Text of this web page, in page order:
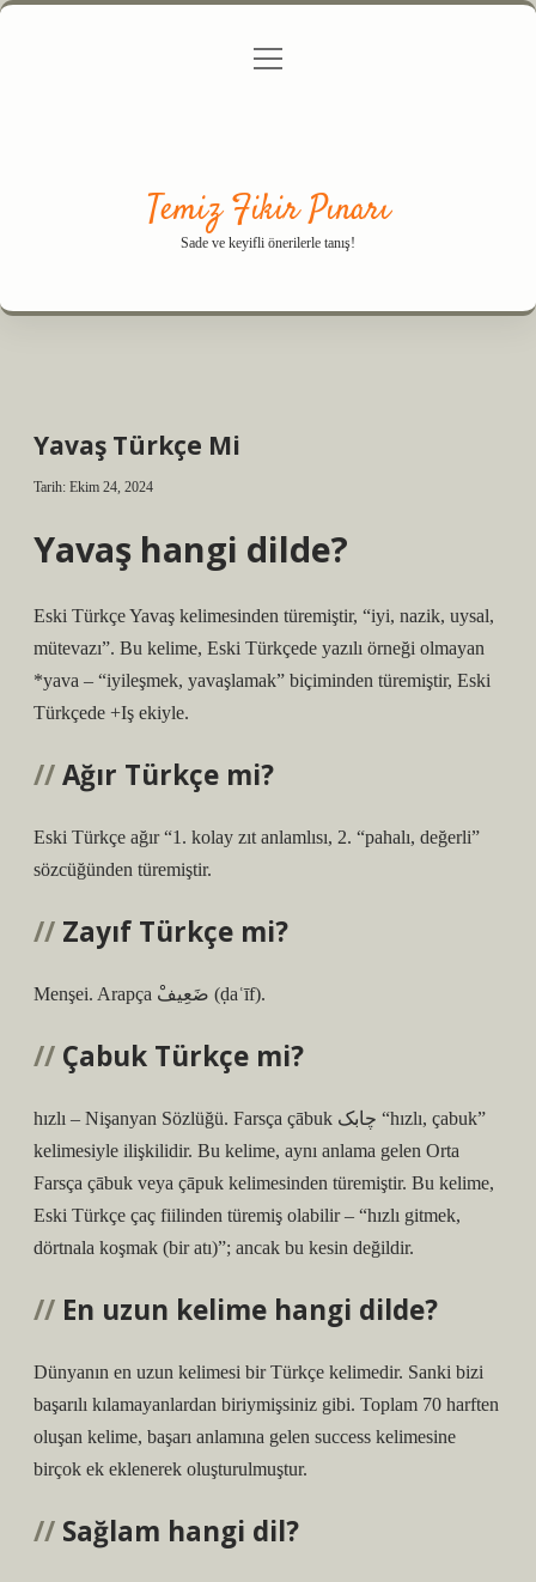
Gizlilik Politikası
menüyü
Temiz Fikir Pınarı
Sade ve keyifli önerilerle tanış!
Yavaş Türkçe Mi
Tarih: Ekim 24, 2024
Yavaş hangi dilde?
Eski Türkçe Yavaş kelimesinden türemiştir, “iyi, nazik, uysal,
mütevazı”. Bu kelime, Eski Türkçede yazılı örneği olmayan
*yava – “iyileşmek, yavaşlamak” biçiminden türemiştir, Eski
Türkçede +Iş ekiyle.
Ağır Türkçe mi?
Eski Türkçe ağır “1. kolay zıt anlamlısı, 2. “pahalı, değerli”
sözcüğünden türemiştir.
Zayıf Türkçe mi?
Menşei. Arapça ضَعِيفْ‎ (ḍaʿīf).
Çabuk Türkçe mi?
hızlı – Nişanyan Sözlüğü. Farsça çābuk چابک “hızlı, çabuk”
kelimesiyle ilişkilidir. Bu kelime, aynı anlama gelen Orta
Farsça çābuk veya çāpuk kelimesinden türemiştir. Bu kelime,
Eski Türkçe çaç fiilinden türemiş olabilir – “hızlı gitmek,
dörtnala koşmak (bir atı)”; ancak bu kesin değildir.
En uzun kelime hangi dilde?
Dünyanın en uzun kelimesi bir Türkçe kelimedir. Sanki bizi
başarılı kılamayanlardan biriymişsiniz gibi. Toplam 70 harften
oluşan kelime, başarı anlamına gelen success kelimesine
birçok ek eklenerek oluşturulmuştur.
Sağlam hangi dil?